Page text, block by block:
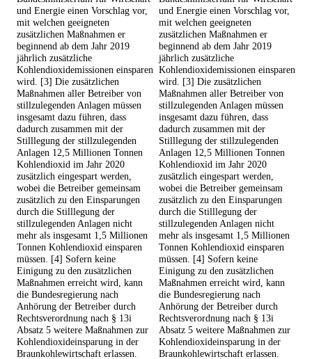
und Energie einen Vorschlag vor,
mit welchen geeigneten
zusätzlichen Maßnahmen er
beginnend ab dem Jahr 2019
jährlich zusätzliche
Kohlendioxidemissionen einsparen
wird. [3] Die zusätzlichen
Maßnahmen aller Betreiber von
stillzulegenden Anlagen müssen
insgesamt dazu führen, dass
dadurch zusammen mit der
Stilllegung der stillzulegenden
Anlagen 12,5 Millionen Tonnen
Kohlendioxid im Jahr 2020
zusätzlich eingespart werden,
wobei die Betreiber gemeinsam
zusätzlich zu den Einsparungen
durch die Stilllegung der
stillzulegenden Anlagen nicht
mehr als insgesamt 1,5 Millionen
Tonnen Kohlendioxid einsparen
müssen. [4] Sofern keine
Einigung zu den zusätzlichen
Maßnahmen erreicht wird, kann
die Bundesregierung nach
Anhörung der Betreiber durch
Rechtsverordnung nach § 13i
Absatz 5 weitere Maßnahmen zur
Kohlendioxideinsparung in der
Braunkohlewirtschaft erlassen.
und Energie einen Vorschlag vor,
mit welchen geeigneten
zusätzlichen Maßnahmen er
beginnend ab dem Jahr 2019
jährlich zusätzliche
Kohlendioxidemissionen einsparen
wird. [3] Die zusätzlichen
Maßnahmen aller Betreiber von
stillzulegenden Anlagen müssen
insgesamt dazu führen, dass
dadurch zusammen mit der
Stilllegung der stillzulegenden
Anlagen 12,5 Millionen Tonnen
Kohlendioxid im Jahr 2020
zusätzlich eingespart werden,
wobei die Betreiber gemeinsam
zusätzlich zu den Einsparungen
durch die Stilllegung der
stillzulegenden Anlagen nicht
mehr als insgesamt 1,5 Millionen
Tonnen Kohlendioxid einsparen
müssen. [4] Sofern keine
Einigung zu den zusätzlichen
Maßnahmen erreicht wird, kann
die Bundesregierung nach
Anhörung der Betreiber durch
Rechtsverordnung nach § 13i
Absatz 5 weitere Maßnahmen zur
Kohlendioxideinsparung in der
Braunkohlewirtschaft erlassen.